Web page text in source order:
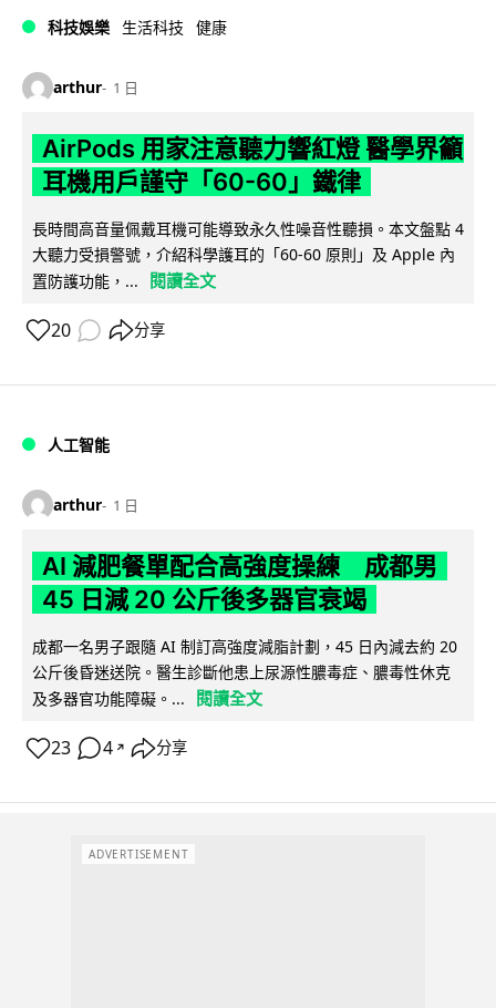
科技娛樂 生活科技 健康
arthur 1 日
AirPods 用家注意聽力響紅燈 醫學界籲
耳機用戶謹守「60-60」鐵律
長時間高音量佩戴耳機可能導致永久性噪音性聽損。本文盤點 4
大聽力受損警號，介紹科學護耳的「60-60 原則」及 Apple 內
置防護功能，...
閱讀全文
20 分享
人工智能
arthur 1 日
AI 減肥餐單配合高強度操練 成都男
45 日減 20 公斤後多器官衰竭
成都一名男子跟隨 AI 制訂高強度減脂計劃，45 日內減去約 20
公斤後昏迷送院。醫生診斷他患上尿源性膿毒症、膿毒性休克
及多器官功能障礙。...
閱讀全文
23 4 ↗ 分享
ADVERTISEMENT